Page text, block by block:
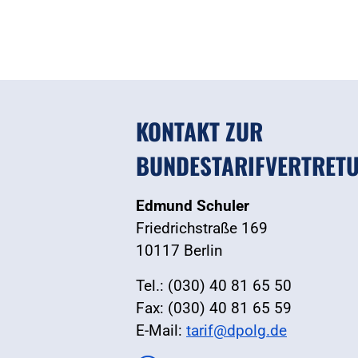
KONTAKT ZUR
Edmund Schuler
Friedrichstraße 169
10117 Berlin
Tel.: (030) 40 81 65 50
Fax: (030) 40 81 65 59
E-Mail: tarif@dpolg.de